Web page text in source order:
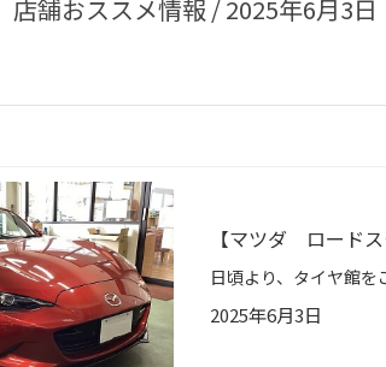
店舗おススメ情報 / 2025年6月3日
【マツダ ロード
2025年6月3日